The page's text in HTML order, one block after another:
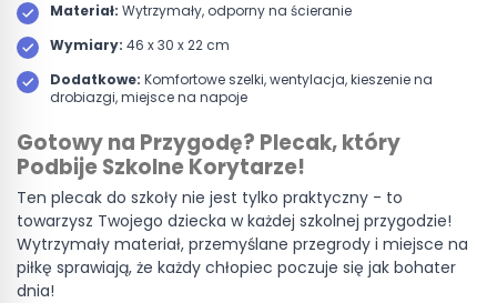
Materiał: Wytrzymały, odporny na ścieranie
Wymiary: 46 x 30 x 22 cm
Dodatkowe: Komfortowe szelki, wentylacja, kieszenie na
drobiazgi, miejsce na napoje
Gotowy na Przygodę? Plecak, który
Podbije Szkolne Korytarze!
Ten plecak do szkoły nie jest tylko praktyczny - to
towarzysz Twojego dziecka w każdej szkolnej przygodzie!
Wytrzymały materiał, przemyślane przegrody i miejsce na
piłkę sprawiają, że każdy chłopiec poczuje się jak bohater
dnia!